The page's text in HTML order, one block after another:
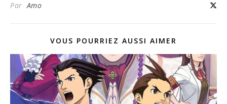
ParAmo
VOUS POURRIEZ AUSSI AIMER